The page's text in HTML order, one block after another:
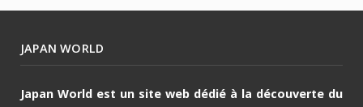
JAPAN WORLD
Japan World est un site web dédié à la découverte du